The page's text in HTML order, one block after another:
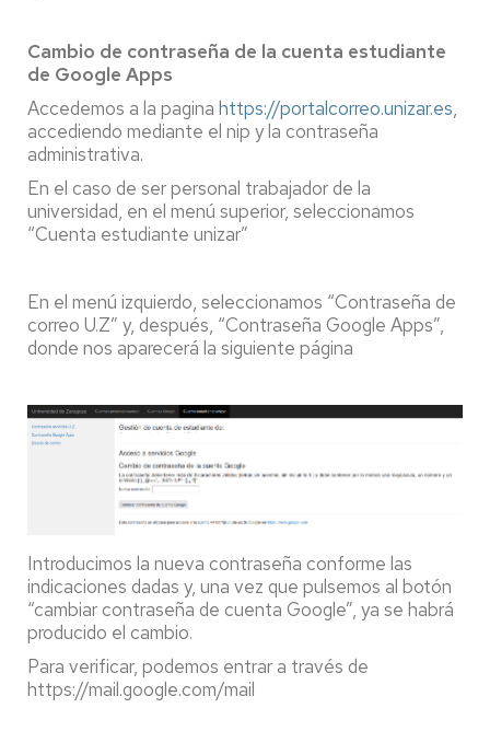
Cambio de contraseña de la cuenta estudiante
de Google Apps
Accedemos a la pagina https://portalcorreo.unizar.es,
accediendo mediante el nip y la contraseña
administrativa.
En el caso de ser personal trabajador de la
universidad, en el menú superior, seleccionamos
“Cuenta estudiante unizar”
En el menú izquierdo, seleccionamos “Contraseña de
correo U.Z” y, después, “Contraseña Google Apps”,
donde nos aparecerá la siguiente página
Introducimos la nueva contraseña conforme las
indicaciones dadas y, una vez que pulsemos al botón
“cambiar contraseña de cuenta Google”, ya se habrá
producido el cambio.
Para verificar, podemos entrar a través de
https://mail.google.com/mail